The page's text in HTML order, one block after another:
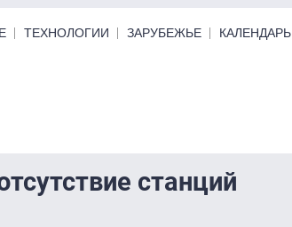
ТЕХНОЛОГИИ ЗАРУБЕЖЬЕ КАЛЕНДАРЬ
станций